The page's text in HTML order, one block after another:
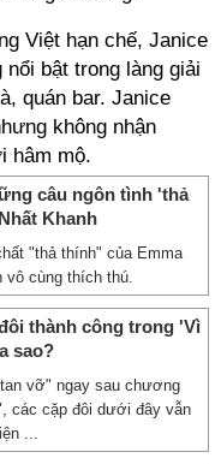
Việt hạn chế, Janice
bật trong làng giải
quán bar. Janice
không nhận
hâm mộ.
câu ngôn tình 'thả
Khanh
"thả thính" của Emma
vô cùng thích thú.
thành công trong 'Vì
sao?
vỡ" ngay sau chương
các cặp đôi dưới đây vẫn
...